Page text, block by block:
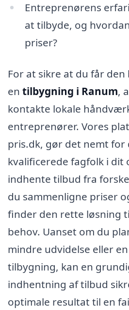
Entreprenørens
at tilbyde, og
priser?
For at sikre at du får den
en tilbygning i Ranum,
kontakte lokale
entreprenører. Vores
pris.dk, gør det nemt for
kvalificerede fagfolk i dit
indhente tilbud fra
du sammenligne priser
finder den rette løsning
behov. Uanset om du
mindre udvidelse eller
tilbygning, kan en
indhentning af tilbud
optimale resultat til en